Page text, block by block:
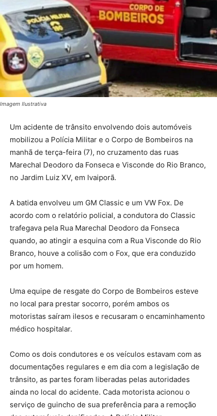
Imagem Ilustrativa
Um acidente de trânsito envolvendo dois automóveis
mobilizou a Polícia Militar e o Corpo de Bombeiros na
manhã de terça-feira (7), no cruzamento das ruas
Marechal Deodoro da Fonseca e Visconde do Rio Branco,
no Jardim Luiz XV, em Ivaiporã.
A batida envolveu um GM Classic e um VW Fox. De
acordo com o relatório policial, a condutora do Classic
trafegava pela Rua Marechal Deodoro da Fonseca
quando, ao atingir a esquina com a Rua Visconde do Rio
Branco, houve a colisão com o Fox, que era conduzido
por um homem.
Uma equipe de resgate do Corpo de Bombeiros esteve
no local para prestar socorro, porém ambos os
motoristas saíram ilesos e recusaram o encaminhamento
médico hospitalar.
Como os dois condutores e os veículos estavam com as
documentações regulares e em dia com a legislação de
trânsito, as partes foram liberadas pelas autoridades
ainda no local do acidente. Cada motorista acionou o
serviço de guincho de sua preferência para a remoção